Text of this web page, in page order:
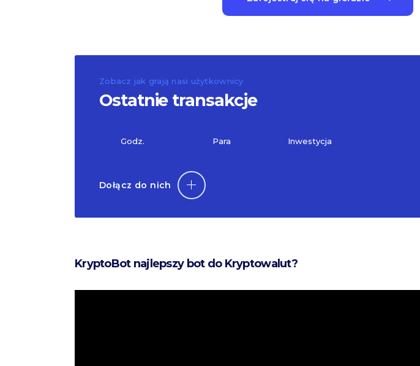
Zobacz jak grają nasi użytkownicy
Ostatnie transakcje
Godz. Para Inwestycja
Dołącz do nich
KryptoBot najlepszy bot do Kryptowalut?